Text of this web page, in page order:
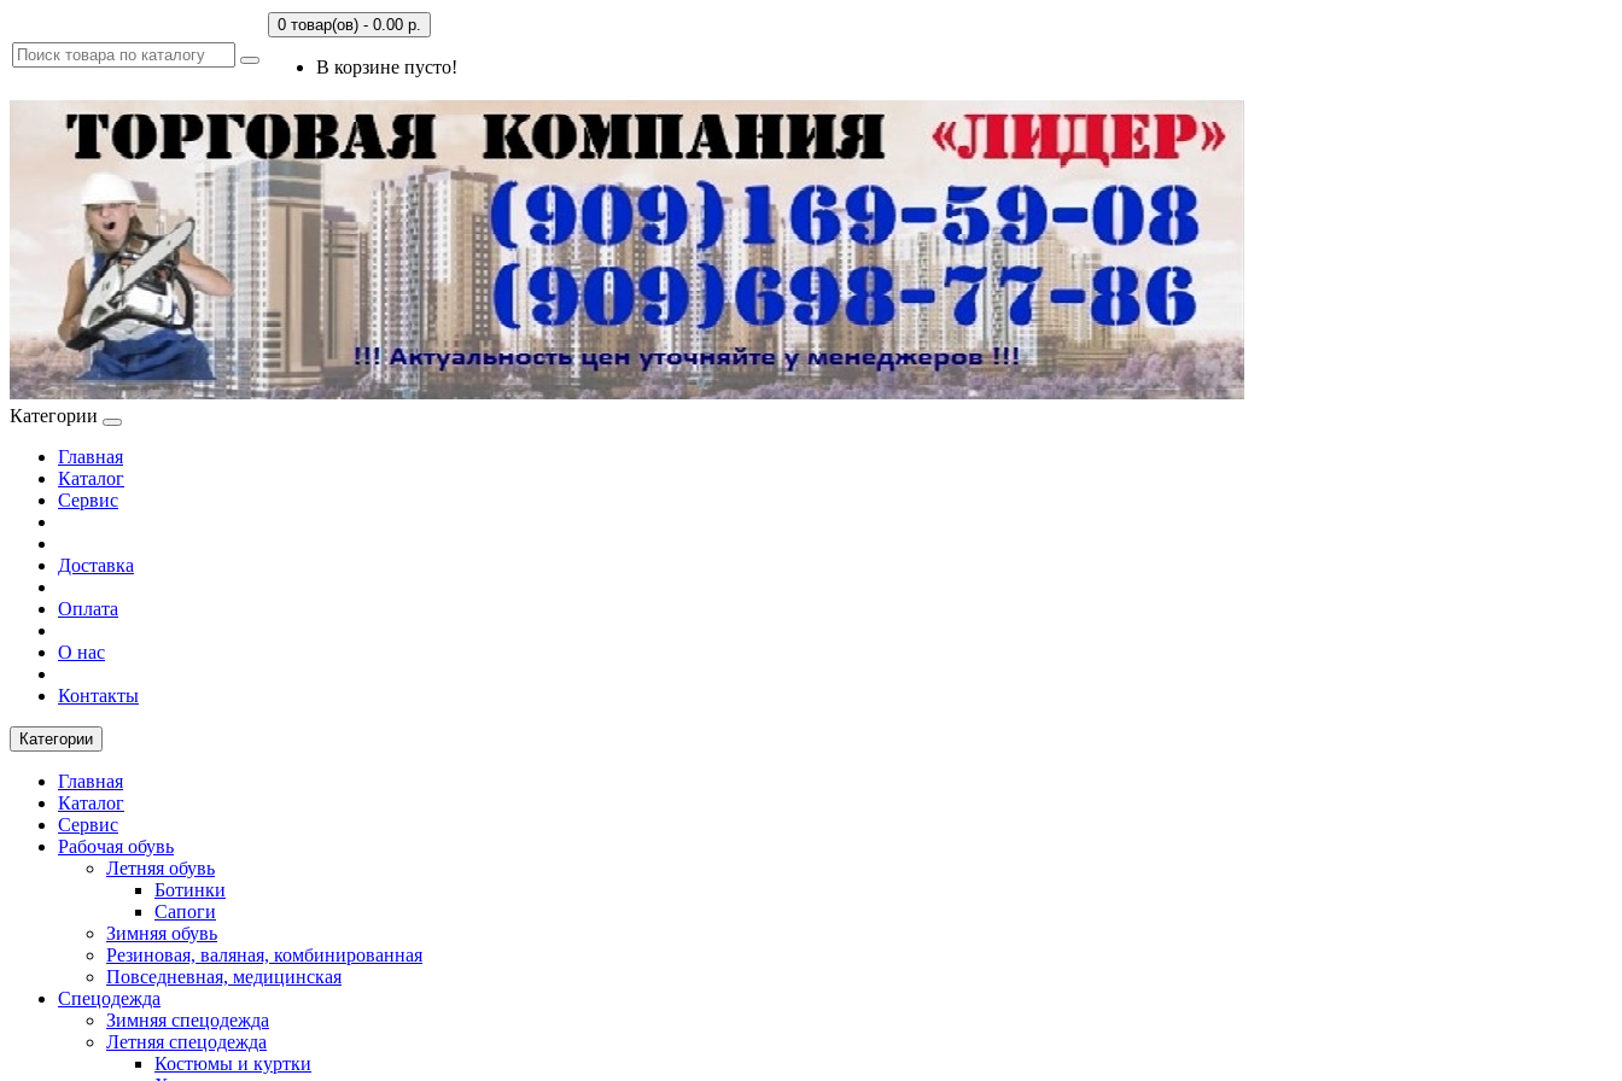
0 товар(ов) - 0.00 р.
В корзине пусто!
Категории
Главная
Каталог
Сервис
Доставка
Оплата
О нас
Контакты
Категории
Главная
Каталог
Сервис
Рабочая обувь
Летняя обувь
Ботинки
Сапоги
Зимняя обувь
Резиновая, валяная, комбинированная
Повседневная, медицинская
Спецодежда
Зимняя спецодежда
Летняя спецодежда
Костюмы и куртки